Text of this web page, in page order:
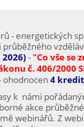
- energetických
2026) - "Co vše se
č. 406/2000
ohodnocen 4
k námi
akce
webinářů. Z